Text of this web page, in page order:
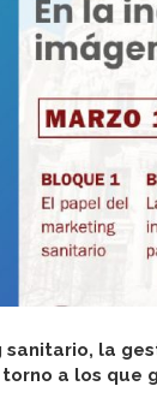
sanitario, la
a los que